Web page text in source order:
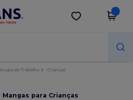
app!
Obter app
de Trabalho Crianças
para Crianças